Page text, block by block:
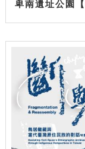
卑南遺址公園